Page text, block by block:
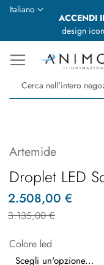
ACCENDI
design
Lingua
Italiano
Artemide
Droplet LED
2.508,00 €
3.135,00 €
Colore led